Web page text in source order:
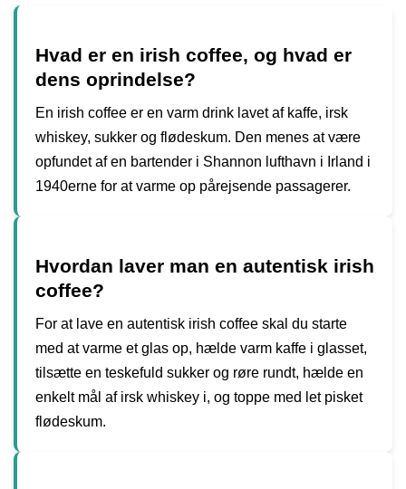
Hvad er en irish coffee, og hvad er
dens oprindelse?
En irish coffee er en varm drink lavet af kaffe, irsk
whiskey, sukker og flødeskum. Den menes at være
opfundet af en bartender i Shannon lufthavn i Irland i
1940erne for at varme op pårejsende passagerer.
Hvordan laver man en autentisk irish
coffee?
For at lave en autentisk irish coffee skal du starte
med at varme et glas op, hælde varm kaffe i glasset,
tilsætte en teskefuld sukker og røre rundt, hælde en
enkelt mål af irsk whiskey i, og toppe med let pisket
flødeskum.